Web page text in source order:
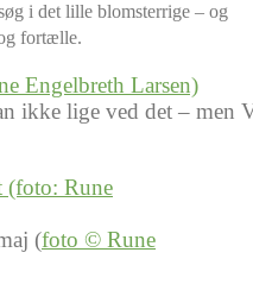
i det lille blomsterrige – og
fortælle.
ikke lige ved det –
(foto © Rune